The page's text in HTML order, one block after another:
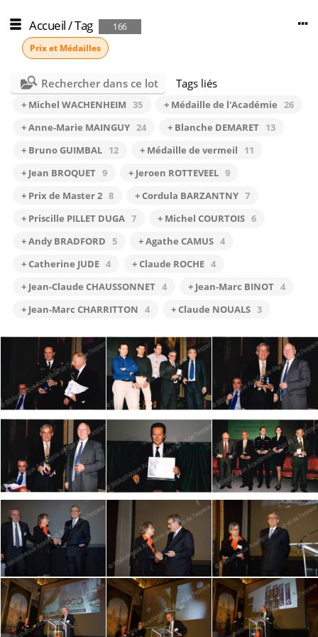
Accueil/Tag
166
Prix et Médailles
Rechercher dans ce lot Tags liés
+ Michel WACHENHEIM 35 + Médaille de l'Académie 26
+ Anne-Marie MAINGUY 24 + Blanche DEMARET 13
+ Bruno GUIMBAL 12 + Médaille de vermeil
11
+ Jean BROQUET 9 + Jeroen ROTTEVEEL 9
+ Prix de Master 2 8 + Cordula BARZANTNY 7
+ Priscille PILLET DUGA 7 + Michel COURTOIS 6
+ Andy BRADFORD 5 + Agathe CAMUS 4
+ Catherine JUDE 4 + Claude ROCHE 4
+ Jean-Claude CHAUSSONNET 4 + Jean-Marc BINOT 4
+ Jean-Marc CHARRITTON 4 + Claude NOUALS 3